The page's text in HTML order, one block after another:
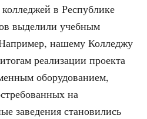
в Республике
выделили учебным
нашему Колледжу
реализации проекта
оборудованием,
на
заведения становились